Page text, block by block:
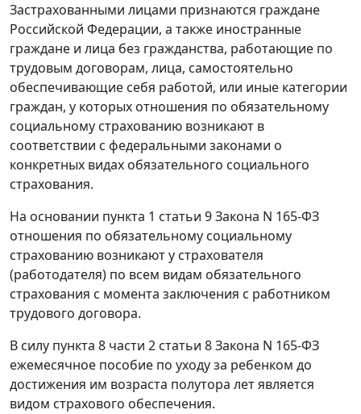
Застрахованными лицами признаются граждане
Российской Федерации, а также иностранные
граждане и лица без гражданства, работающие по
трудовым договорам, лица, самостоятельно
обеспечивающие себя работой, или иные категории
граждан, у которых отношения по обязательному
социальному страхованию возникают в
соответствии с федеральными законами о
конкретных видах обязательного социального
страхования.
На основании пункта 1 статьи 9Закона N 165-ФЗ
отношения по обязательному социальному
страхованию возникают у страхователя
(работодателя) по всем видам обязательного
страхования с момента заключения с работником
трудового договора.
В силу пункта 8 части 2 статьи 8Закона N 165-ФЗ
ежемесячное пособие по уходу за ребенком до
достижения им возраста полутора лет является
видом страхового обеспечения.